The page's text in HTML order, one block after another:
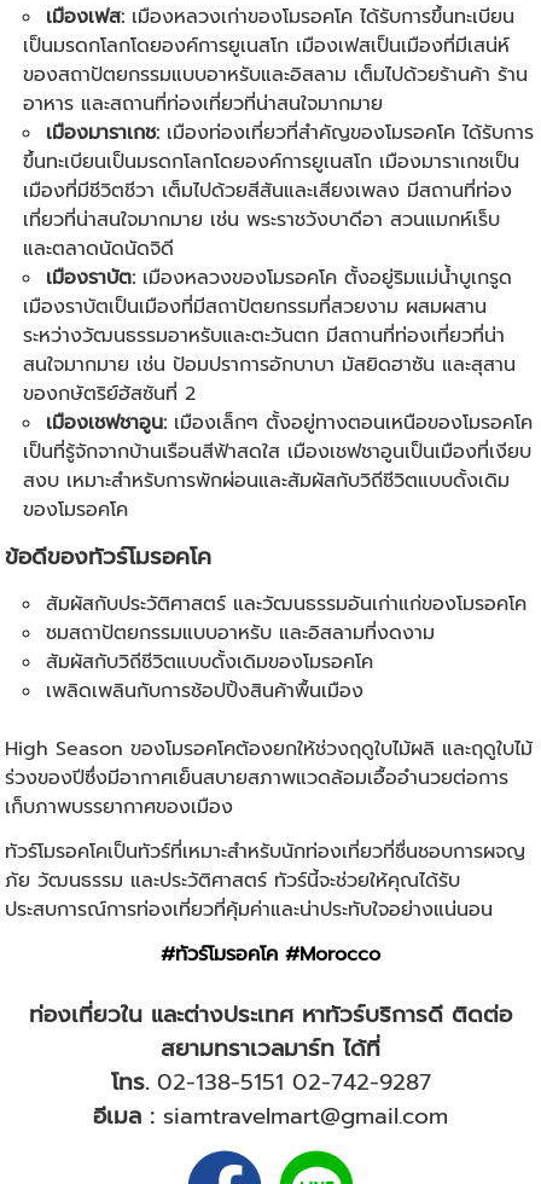
เมืองเฟส: เมืองหลวงเก่าของโมรอคโค ได้รับการขึ้นทะเบียน
เป็นมรดกโลกโดยองค์การยูเนสโก เมืองเฟสเป็นเมืองที่มีเสน่ห์
ของสถาปัตยกรรมแบบอาหรับและอิสลาม เต็มไปด้วยร้านค้า ร้าน
อาหาร และสถานที่ท่องเที่ยวที่น่าสนใจมากมาย
เมืองมาราเกช: เมืองท่องเที่ยวที่สำคัญของโมรอคโค ได้รับการ
ขึ้นทะเบียนเป็นมรดกโลกโดยองค์การยูเนสโก เมืองมาราเกชเป็น
เมืองที่มีชีวิตชีวา เต็มไปด้วยสีสันและเสียงเพลง มีสถานที่ท่อง
เที่ยวที่น่าสนใจมากมาย เช่น พระราชวังบาดีอา สวนแมกห์เร็บ
และตลาดนัดนัดจิดี
เมืองราบัต: เมืองหลวงของโมรอคโค ตั้งอยู่ริมแม่น้ำบูเกรูด
เมืองราบัตเป็นเมืองที่มีสถาปัตยกรรมที่สวยงาม ผสมผสาน
ระหว่างวัฒนธรรมอาหรับและตะวันตก มีสถานที่ท่องเที่ยวที่น่า
สนใจมากมาย เช่น ป้อมปราการอักบาบา มัสยิดฮาซัน และสุสาน
ของกษัตริย์ฮัสซันที่ 2
เมืองเชฟชาอูน: เมืองเล็กๆ ตั้งอยู่ทางตอนเหนือของโมรอคโค
เป็นที่รู้จักจากบ้านเรือนสีฟ้าสดใส เมืองเชฟชาอูนเป็นเมืองที่เงียบ
สงบ เหมาะสำหรับการพักผ่อนและสัมผัสกับวิถีชีวิตแบบดั้งเดิม
ของโมรอคโค
ข้อดีของทัวร์โมรอคโค
สัมผัสกับประวัติศาสตร์ และวัฒนธรรมอันเก่าแก่ของโมรอคโค
ชมสถาปัตยกรรมแบบอาหรับ และอิสลามที่งดงาม
สัมผัสกับวิถีชีวิตแบบดั้งเดิมของโมรอคโค
เพลิดเพลินกับการช้อปปิ้งสินค้าพื้นเมือง
High Season ของโมรอคโคต้องยกให้ช่วงฤดูใบไม้ผลิ และฤดูใบไม้
ร่วงของปีซึ่งมีอากาศเย็นสบายสภาพแวดล้อมเอื้ออำนวยต่อการ
เก็บภาพบรรยากาศของเมือง
ทัวร์โมรอคโคเป็นทัวร์ที่เหมาะสำหรับนักท่องเที่ยวที่ชื่นชอบการผจญ
ภัย วัฒนธรรม และประวัติศาสตร์ ทัวร์นี้จะช่วยให้คุณได้รับ
ประสบการณ์การท่องเที่ยวที่คุ้มค่าและน่าประทับใจอย่างแน่นอน
#ทัวร์โมรอคโค #Morocco
ท่องเที่ยวใน และต่างประเทศ หาทัวร์บริการดี ติดต่อ
สยามทราเวลมาร์ท ได้ที่
โทร. 02-138-5151 02-742-9287
อีเมล : siamtravelmart@gmail.com